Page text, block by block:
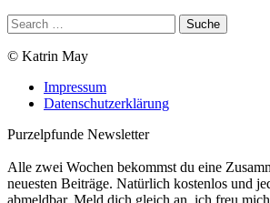
© Katrin May
Impressum
Datenschutzerklärung
Purzelpfunde Newsletter
Alle zwei Wochen bekommst du eine
neuesten Beiträge. Natürlich kostenlos und
abmeldbar. Meld dich gleich an, ich freu